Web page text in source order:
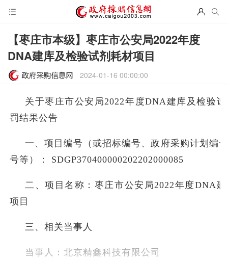
【枣庄市本级】枣庄市公安局2022年度
DNA建库及检验试剂耗材项目
2024-01-16 00:00:00
关于枣庄市公安局2022年度DNA建库及检验
罚结果公告
一、项目编号（或招标编号、政府采购计划编
号等）： SDGP370400000202202000085
二、项目名称：枣庄市公安局2022年度DNA
项目
三、相关当事人
当事人：北京精鑫科技有限公司